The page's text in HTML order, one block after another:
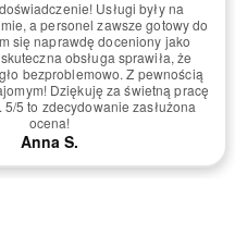
Usługi były na
a personel zawsze gotowy do
się naprawdę doceniony jako
obsługa sprawiła, że
bezproblemowo. Z pewnością
Dziękuję za świetną pracę
5 to zdecydowanie zasłużona
ocena!
Anna S.